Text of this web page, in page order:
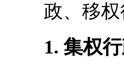
政、移
1. 集权